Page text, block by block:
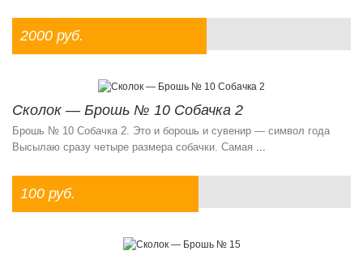
2000 руб.
Сколок — Брошь № 10 Собачка 2
Брошь № 10 Собачка 2. Это и борошь и сувенир — символ года
Высылаю сразу четыре размера собачки. Самая
100 руб.